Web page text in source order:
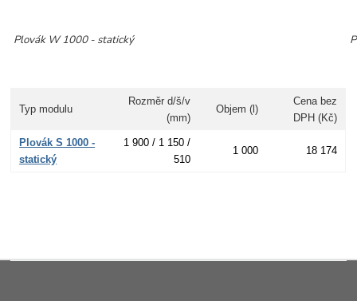
Plovák W 1000 - statický
Typ modulu
Rozměr d/š/v
(mm)
Objem (l)
Cena bez
DPH (Kč)
Plovák S 1000 -
statický
1 900 / 1 150 /
510
1 000 18 174